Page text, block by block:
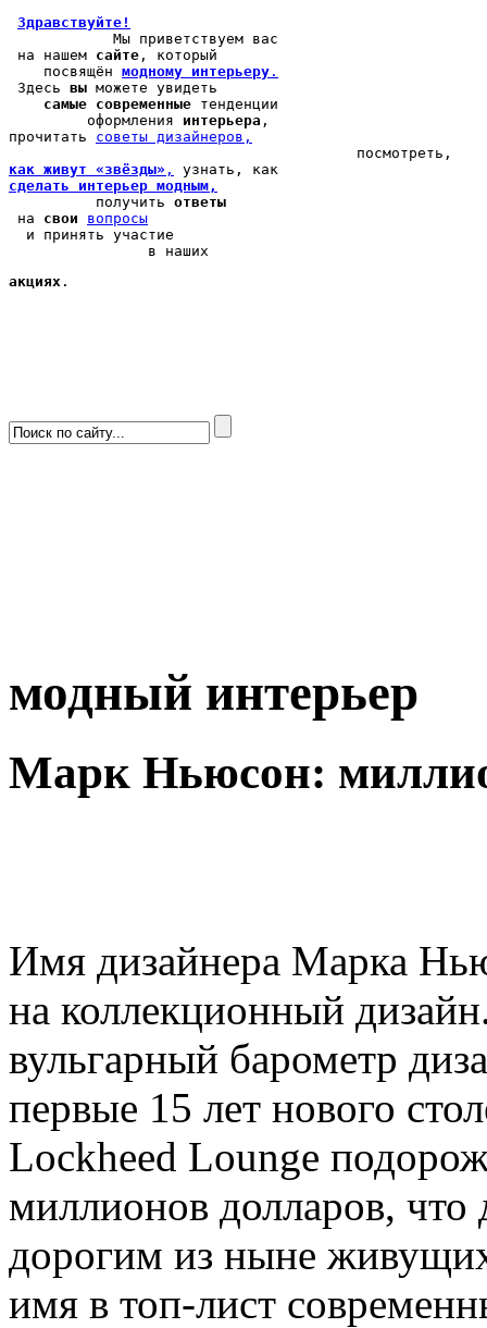
Здравствуйте!
            Мы
приветствуем вас
на нашем сайте , который
    посвящён
модному интерьеру .
Здесь вы можете увидеть
самые современные тенденции
         оформления
интерьера ,
прочитать cоветы дизайнеров,
как живут «звёзды» ,
сделать интерьер модным,
          получить
ответы
на свои
вопросы
  и принять участие
                в наших
акциях .
модный интерьер
Марк Ньюсон:
Имя дизайнера Марка
на коллекционный
вульгарный барометр
первые 15 лет нового
Lockheed Lounge
миллионов долларов,
дорогим из ныне
имя в топ-лист